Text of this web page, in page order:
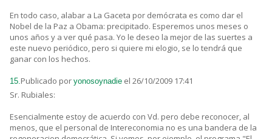
En todo caso, alabar a La Gaceta por demócrata es como dar el
Nobel de la Paz a Obama: precipitado. Esperemos unos meses o
unos años y a ver qué pasa. Yo le deseo la mejor de las suertes a
este nuevo periódico, pero si quiere mi elogio, se lo tendrá que
ganar con los hechos.
15.Publicado por yonosoynadie el 26/10/2009 17:41
Sr. Rubiales:
Esencialmente estoy de acuerdo con Vd. pero debe reconocer, al
menos, que el personal de Intereconomia no es una bandera de la